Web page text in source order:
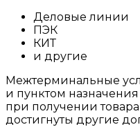
Деловые линии
ПЭК
КИТ
и другие
Межтерминальные
и пунктом
при получении
достигнуты другие